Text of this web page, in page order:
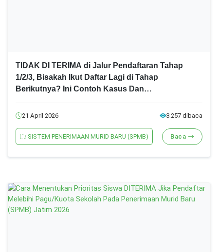
TIDAK DI TERIMA di Jalur Pendaftaran Tahap
1/2/3, Bisakah Ikut Daftar Lagi di Tahap
Berikutnya? Ini Contoh Kasus Dan
SMA/SMK
21 April 2026 3.257 dibaca
SISTEM PENERIMAAN MURID BARU (SPMB) Baca